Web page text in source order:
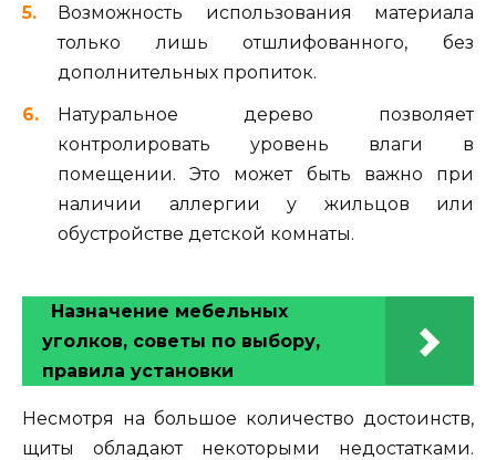
Возможность использования материала
только лишь отшлифованного, без
дополнительных пропиток.
Натуральное дерево позволяет
контролировать уровень влаги в
помещении. Это может быть важно при
наличии аллергии у жильцов или
обустройстве детской комнаты.
Назначение мебельных
уголков, советы по выбору,
правила установки
Несмотря на большое количество достоинств,
щиты обладают некоторыми недостатками.